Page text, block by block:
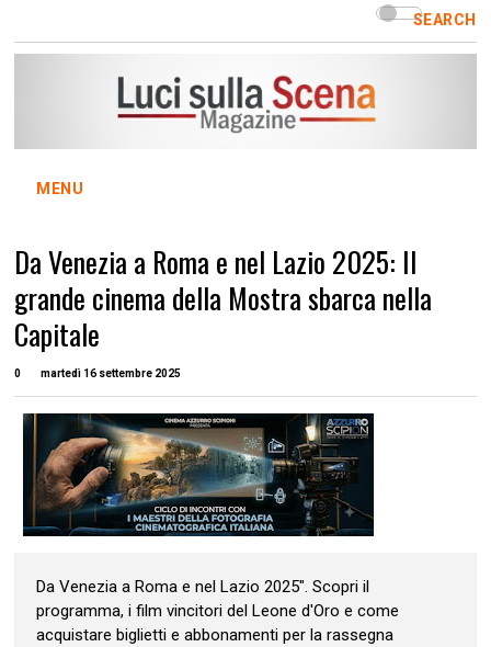
SEARCH
MENU
Da Venezia a Roma e nel Lazio 2025: Il
grande cinema della Mostra sbarca nella
Capitale
0 martedì 16 settembre 2025
Da Venezia a Roma e nel Lazio 2025". Scopri il
programma, i film vincitori del Leone d'Oro e come
acquistare biglietti e abbonamenti per la rassegna